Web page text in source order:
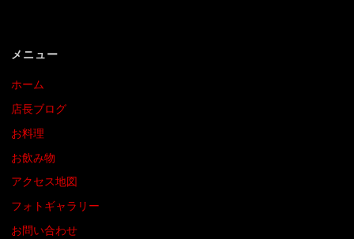
メニュー
ホーム
店長ブログ
お料理
お飲み物
アクセス地図
フォトギャラリー
お問い合わせ